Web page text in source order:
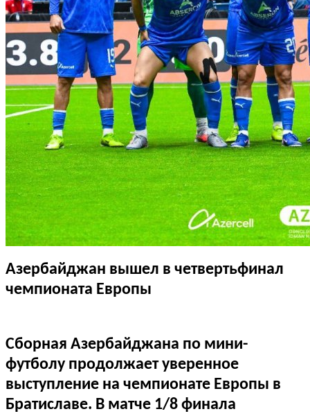
Азербайджан вышел в четвертьфинал
чемпионата Европы
Сборная Азербайджана по мини-
футболу продолжает уверенное
выступление на чемпионате Европы в
Братиславе. В матче 1/8 финала